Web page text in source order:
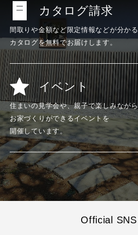
カタログ請求
間取りや金額など限定情報などが分かる
カタログを無料でお届けします。
イベント
住まいの見学会や、親子で楽しみながら
お家づくりができるイベントを
開催しています。
Official SNS